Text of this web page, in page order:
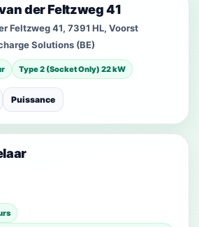
der Feltzweg 41
Feltzweg 41, 7391 HL, Voorst
Solutions (BE)
Type 2 (Socket Only) 22 kW
Puissance